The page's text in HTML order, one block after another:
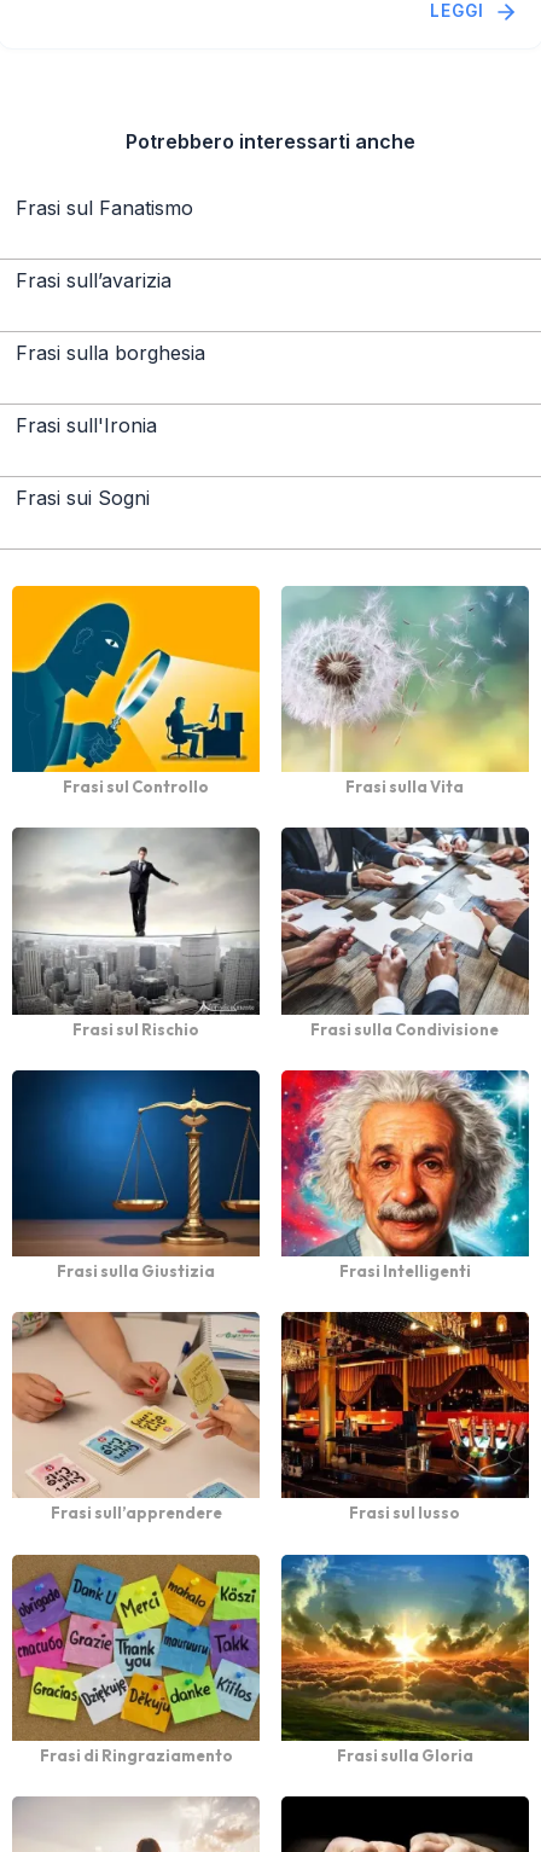
LEGGI
Potrebbero interessarti anche
Frasi sul Fanatismo
Frasi sull’avarizia
Frasi sulla borghesia
Frasi sull'Ironia
Frasi sui Sogni
Frasi sul Controllo Frasi sulla Vita
Frasi sul Rischio Frasi sulla Condivisione
Frasi sulla Giustizia Frasi Intelligenti
Frasi sull’apprendere Frasi sul lusso
Frasi di Ringraziamento Frasi sulla Gloria